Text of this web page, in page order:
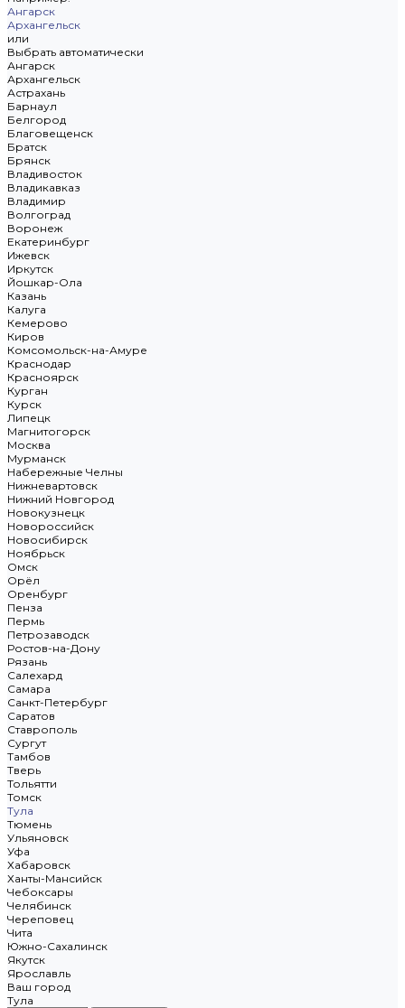
Ангарск
Архангельск
или
Выбрать автоматически
Ангарск
Архангельск
Астрахань
Барнаул
Белгород
Благовещенск
Братск
Брянск
Владивосток
Владикавказ
Владимир
Волгоград
Воронеж
Екатеринбург
Ижевск
Иркутск
Йошкар-Ола
Казань
Калуга
Кемерово
Киров
Комсомольск-на-Амуре
Краснодар
Красноярск
Курган
Курск
Липецк
Магнитогорск
Москва
Мурманск
Набережные Челны
Нижневартовск
Нижний Новгород
Новокузнецк
Новороссийск
Новосибирск
Ноябрьск
Омск
Орёл
Оренбург
Пенза
Пермь
Петрозаводск
Ростов-на-Дону
Рязань
Салехард
Самара
Санкт-Петербург
Саратов
Ставрополь
Сургут
Тамбов
Тверь
Тольятти
Томск
Тула
Тюмень
Ульяновск
Уфа
Хабаровск
Ханты-Мансийск
Чебоксары
Челябинск
Череповец
Чита
Южно-Сахалинск
Якутск
Ярославль
Ваш город
Тула